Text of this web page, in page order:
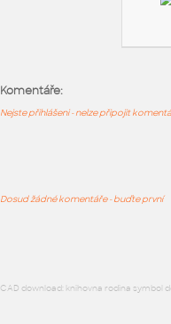
Komentáře:
Nejste přihlášeni - nelze připojit
Dosud žádné komentáře - buďte první
CAD download: knihovna rodina symbol